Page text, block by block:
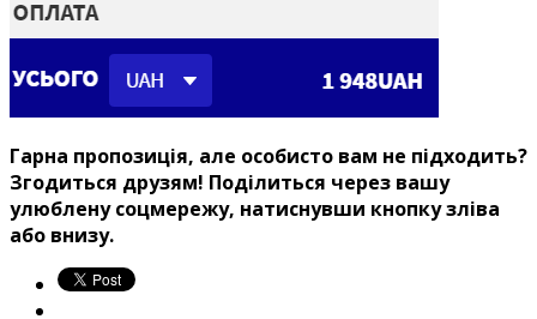
Гарна пропозиція, але особисто вам не підходить?
Згодиться друзям! Поділиться через вашу
улюблену соцмережу, натиснувши кнопку зліва
або внизу.